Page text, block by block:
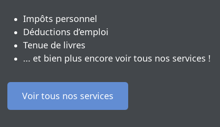
Impôts personnel
Déductions d’emploi
Tenue de livres
... et bien plus encore voir tous nos services !
Voir tous nos services